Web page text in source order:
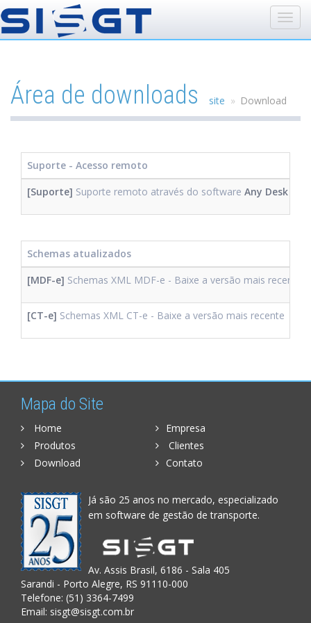
Área de downloads site Download
Suporte - Acesso remoto
[Suporte] Suporte remoto através do software Any Desk
Schemas atualizados
[MDF-e] Schemas XML MDF-e - Baixe a versão mais recente
[CT-e] Schemas XML CT-e - Baixe a versão mais recente
Mapa do Site
Home
Empresa
Produtos
Clientes
Download
Contato
Já são 25 anos no mercado, especializado
em software de gestão de transporte.
Av. Assis Brasil, 6186 - Sala 405
Sarandi - Porto Alegre, RS 91110-000
Telefone: (51) 3364-7499
Email: sisgt@sisgt.com.br